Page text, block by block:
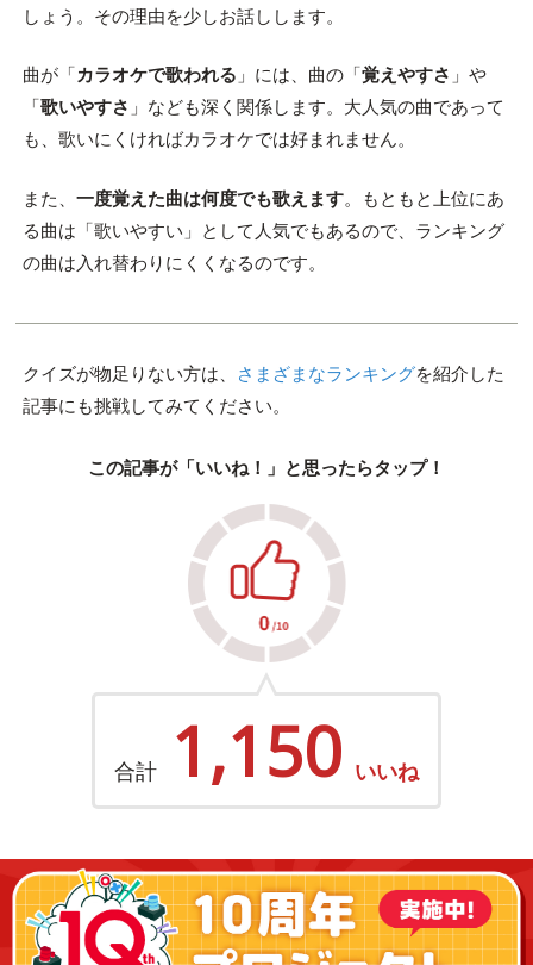
しょう。その理由を少しお話しします。
曲が「カラオケで歌われる 」には、曲の「覚えやすさ 」や
「歌いやすさ 」なども深く関係します。大人気の曲であって
も、歌いにくければカラオケでは好まれません。
また、 一度覚えた曲は何度でも歌えます。もともと上位にあ
る曲は「歌いやすい」として人気でもあるので、ランキング
の曲は入れ替わりにくくなるのです。
クイズが物足りない方は、 さまざまなランキングを紹介した
記事にも挑戦してみてください。
この記事が「いいね！」と思ったらタップ！
合計 1,150 いいね